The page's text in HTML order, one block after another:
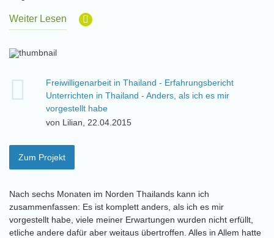
Weiter Lesen
Freiwilligenarbeit in Thailand - Erfahrungsbericht
Unterrichten in Thailand - Anders, als ich es mir
vorgestellt habe
von Lilian, 22.04.2015
Zum Projekt
Nach sechs Monaten im Norden Thailands kann ich
zusammenfassen: Es ist komplett anders, als ich es mir
vorgestellt habe, viele meiner Erwartungen wurden nicht erfüllt,
etliche andere dafür aber weitaus übertroffen. Alles in Allem hatte